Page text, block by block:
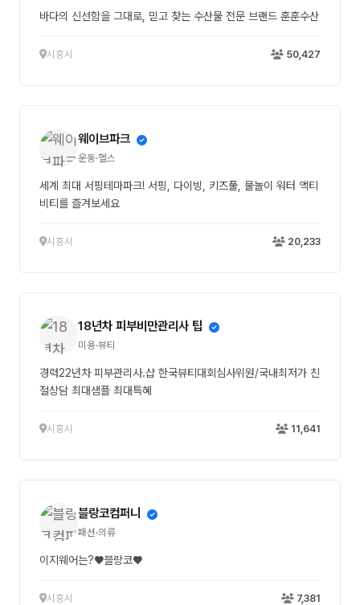
바다의 신선함을 그대로, 믿고 찾는 수산물 전문 브랜드 훈훈수산
시흥시 50,427
웨이브파크
운동·헬스
세계 최대 서핑테마파크! 서핑, 다이빙, 키즈풀, 물놀이 워터 액티
비티를 즐겨보세요
시흥시 20,233
18년차 피부비만관리사 팁
미용·뷰티
경력22년차 피부관리사.샵 한국뷰티대회심사위원/국내최저가 친
절상담 최대샘플 최대특혜
시흥시 11,641
블랑코컴퍼니
패션·의류
이지웨어는?♥블랑코♥
시흥시 7,381